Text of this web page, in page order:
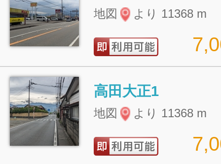
地図 より 11368 m
高田大正1
地図 より 11368 m